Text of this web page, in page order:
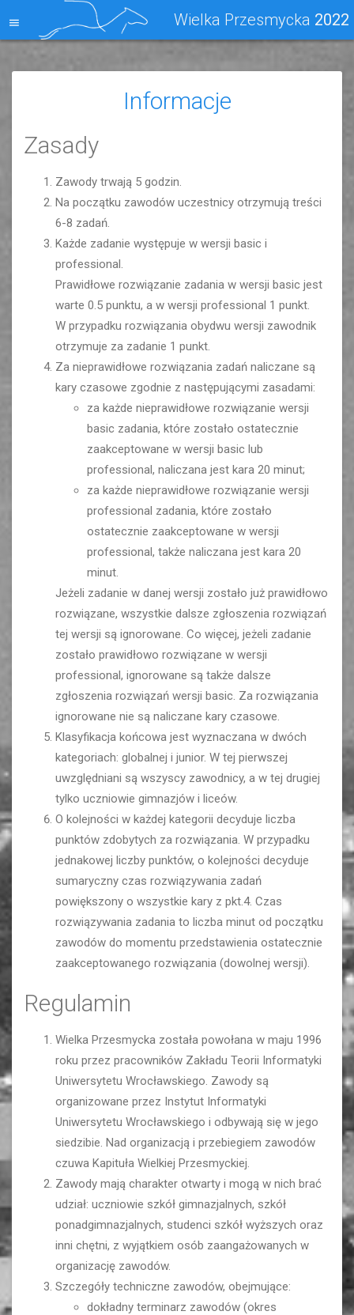
Wielka Przesmycka 2022
Informacje
Zasady
Zawody trwają 5 godzin.
Na początku zawodów uczestnicy otrzymują treści
6-8 zadań.
Każde zadanie występuje w wersji basic i
professional.
Prawidłowe rozwiązanie zadania w wersji basic jest
warte 0.5 punktu, a w wersji professional 1 punkt.
W przypadku rozwiązania obydwu wersji zawodnik
otrzymuje za zadanie 1 punkt.
Za nieprawidłowe rozwiązania zadań naliczane są
kary czasowe zgodnie z następującymi zasadami:
za każde nieprawidłowe rozwiązanie wersji
basic zadania, które zostało ostatecznie
zaakceptowane w wersji basic lub
professional, naliczana jest kara 20 minut;
za każde nieprawidłowe rozwiązanie wersji
professional zadania, które zostało
ostatecznie zaakceptowane w wersji
professional, także naliczana jest kara 20
minut.
Jeżeli zadanie w danej wersji zostało już prawidłowo
rozwiązane, wszystkie dalsze zgłoszenia rozwiązań
tej wersji są ignorowane. Co więcej, jeżeli zadanie
zostało prawidłowo rozwiązane w wersji
professional, ignorowane są także dalsze
zgłoszenia rozwiązań wersji basic. Za rozwiązania
ignorowane nie są naliczane kary czasowe.
Klasyfikacja końcowa jest wyznaczana w dwóch
kategoriach: globalnej i junior. W tej pierwszej
uwzględniani są wszyscy zawodnicy, a w tej drugiej
tylko uczniowie gimnazjów i liceów.
O kolejności w każdej kategorii decyduje liczba
punktów zdobytych za rozwiązania. W przypadku
jednakowej liczby punktów, o kolejności decyduje
sumaryczny czas rozwiązywania zadań
powiększony o wszystkie kary z pkt.4. Czas
rozwiązywania zadania to liczba minut od początku
zawodów do momentu przedstawienia ostatecznie
zaakceptowanego rozwiązania (dowolnej wersji).
Regulamin
Wielka Przesmycka została powołana w maju 1996
roku przez pracowników Zakładu Teorii Informatyki
Uniwersytetu Wrocławskiego. Zawody są
organizowane przez Instytut Informatyki
Uniwersytetu Wrocławskiego i odbywają się w jego
siedzibie. Nad organizacją i przebiegiem zawodów
czuwa Kapituła Wielkiej Przesmyckiej.
Zawody mają charakter otwarty i mogą w nich brać
udział: uczniowie szkół gimnazjalnych, szkół
ponadgimnazjalnych, studenci szkół wyższych oraz
inni chętni, z wyjątkiem osób zaangażowanych w
organizację zawodów.
Szczegóły techniczne zawodów, obejmujące:
dokładny terminarz zawodów (okres